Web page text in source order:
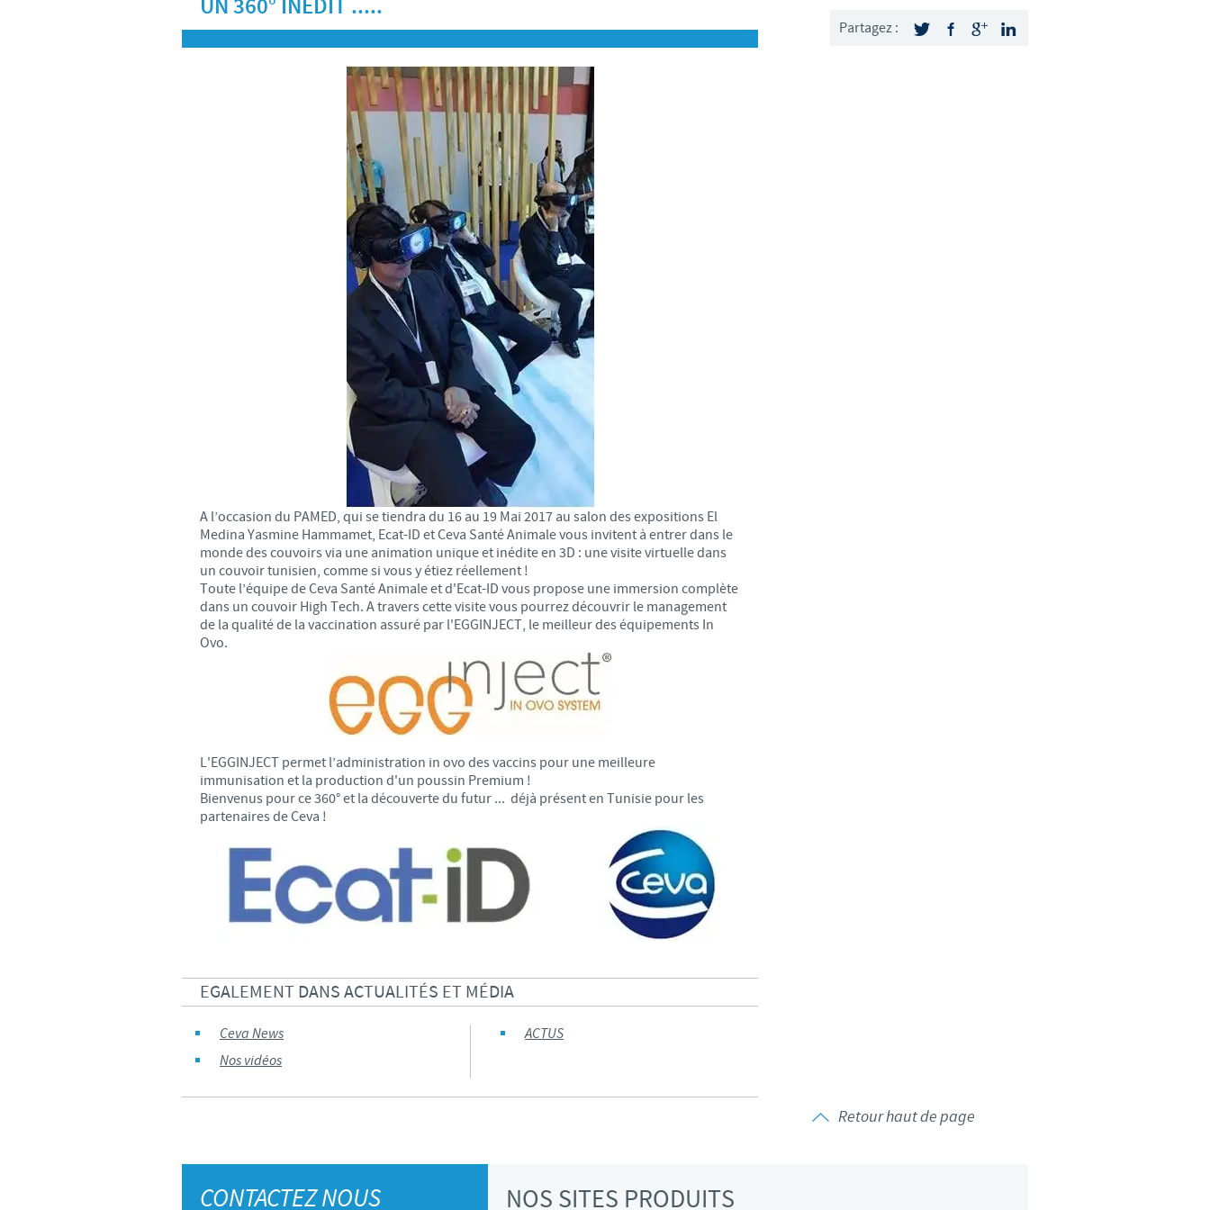
Canada (EN)
Chile
China
Colombia
Denmark
Egypt
Vous quittez le site pays pour accéder à un autre site du groupe.
Les contraintes réglementaires et les pratiques médicales varient d'un pays à un autre. En
conséquence, les informations disponibles du site sur lequel vous entrez pourraient ne pas être
pertinente à l'usage dans votre pays.
UN 360° INÉDIT .....
A l’occasion du PAMED, qui se tiendra du 16 au 19 Mai 2017 au salon des expositions El
Medina Yasmine Hammamet, Ecat-ID et Ceva Santé Animale vous invitent à entrer dans le
monde des couvoirs via une animation unique et inédite en 3D : une visite virtuelle dans
un couvoir tunisien, comme si vous y étiez réellement !
Toute l’équipe de Ceva Santé Animale et d'Ecat-ID vous propose une immersion complète
dans un couvoir High Tech. A travers cette visite vous pourrez découvrir le management
de la qualité de la vaccination assuré par l'EGGINJECT, le meilleur des équipements In
Ovo.
L'EGGINJECT permet l’administration in ovo des vaccins pour une meilleure
immunisation et la production d'un poussin Premium !
Bienvenus pour ce 360° et la découverte du futur ... déjà présent en Tunisie pour les
partenaires de Ceva !
EGALEMENT DANS ACTUALITÉS ET MÉDIA
Ceva News
ACTUS
Nos vidéos
Partagez :
Retour haut de page
CONTACTEZ NOUS NOS SITES PRODUITS